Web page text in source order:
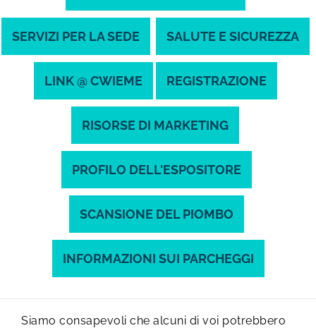
SERVIZI PER LA SEDE SALUTE E SICUREZZA
LINK @ CWIEME REGISTRAZIONE
RISORSE DI MARKETING
PROFILO DELL'ESPOSITORE
SCANSIONE DEL PIOMBO
INFORMAZIONI SUI PARCHEGGI
Siamo consapevoli che alcuni di voi potrebbero